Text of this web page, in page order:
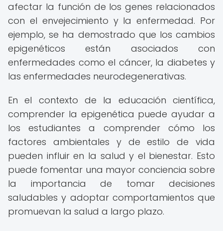
afectar la función de los genes relacionados
con el envejecimiento y la enfermedad. Por
ejemplo, se ha demostrado que los cambios
epigenéticos están asociados con
enfermedades como el cáncer, la diabetes y
las enfermedades neurodegenerativas.
En el contexto de la educación científica,
comprender la epigenética puede ayudar a
los estudiantes a comprender cómo los
factores ambientales y de estilo de vida
pueden influir en la salud y el bienestar. Esto
puede fomentar una mayor conciencia sobre
la importancia de tomar decisiones
saludables y adoptar comportamientos que
promuevan la salud a largo plazo.